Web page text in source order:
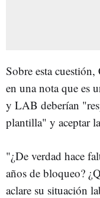
Sobre esta
en una nota que es
y LAB deberían
plantilla" y aceptar
"¿De verdad hace
años de bloqueo?
aclare su situación